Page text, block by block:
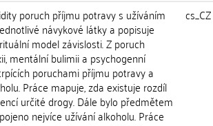
poruch příjmu potravy s užíváním
návykové látky a popisuje
model závislosti. Z poruch
mentální bulimii a psychogenní
poruchami příjmu potravy a
Práce mapuje, zda existuje rozdíl
určité drogy. Dále bylo předmětem
nejvíce užívání alkoholu. Práce
cs_CZ